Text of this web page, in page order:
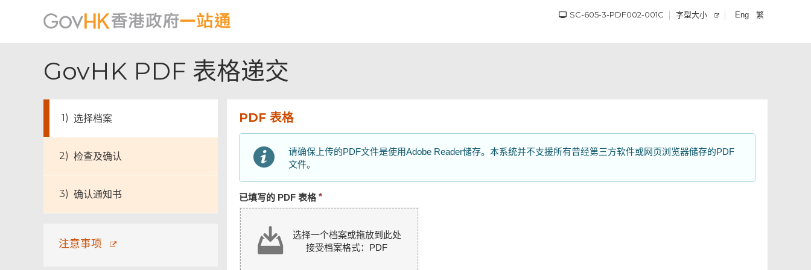
SC-605-3-PDF002-001C 字型大小 Eng 繁
GovHK PDF 表格递交
选择档案
检查及确认
确认通知书
注意事项
PDF 表格
请确保上传的PDF文件是使用Adobe Reader储存。本系统并不支援所有曾经第三方软件或网页浏览器储存的PDF
文件。
已填写的 PDF 表格 必
须
供
选择一个档案或拖放到此处
接受档案格式：PDF
菜